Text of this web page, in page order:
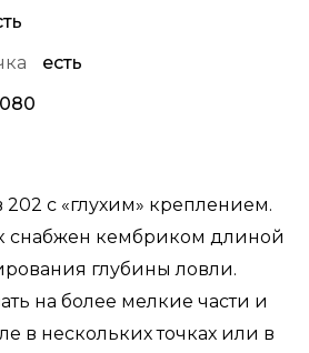
есть
202 с «глухим» креплением.
снабжен кембриком длиной
глубины ловли.
на более мелкие части и
в нескольких точках или в